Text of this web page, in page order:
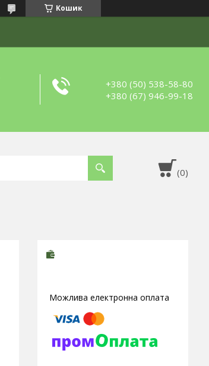
Кошик
+380 (50) 538-58-80
+380 (67) 946-99-18